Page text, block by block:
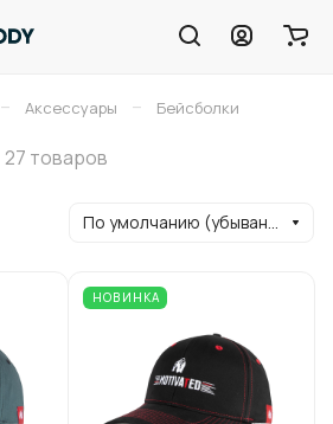
– Аксессуары – Бейсболки
27 товаров
По умолчанию (убывание)
НОВИНКА